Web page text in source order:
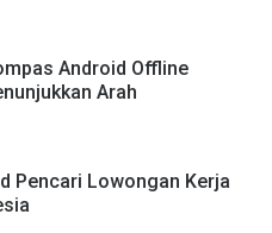
Android Offline
Arah
Pencari Lowongan Kerja